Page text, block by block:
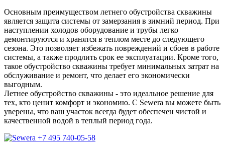
Основным преимуществом летнего обустройства скважины
является защита системы от замерзания в зимний период. При
наступлении холодов оборудование и трубы легко
демонтируются и хранятся в теплом месте до следующего
сезона. Это позволяет избежать повреждений и сбоев в работе
системы, а также продлить срок ее эксплуатации. Кроме того,
такое обустройство скважины требует минимальных затрат на
обслуживание и ремонт, что делает его экономически
выгодным.
Летнее обустройство скважины - это идеальное решение для
тех, кто ценит комфорт и экономию. С Sewera вы можете быть
уверены, что ваш участок всегда будет обеспечен чистой и
качественной водой в теплый период года.
+7 495 740-05-58